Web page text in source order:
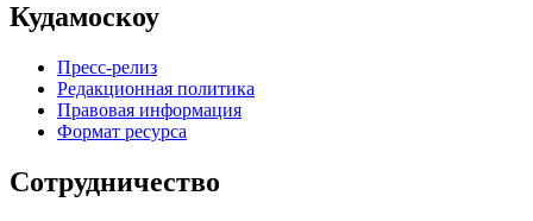
Кудамоскоу
Пресс-релиз
Редакционная политика
Правовая информация
Формат ресурса
Сотрудничество